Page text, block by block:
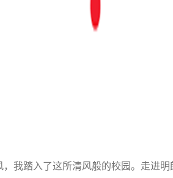
我踏入了这所清风般的校园。走进明